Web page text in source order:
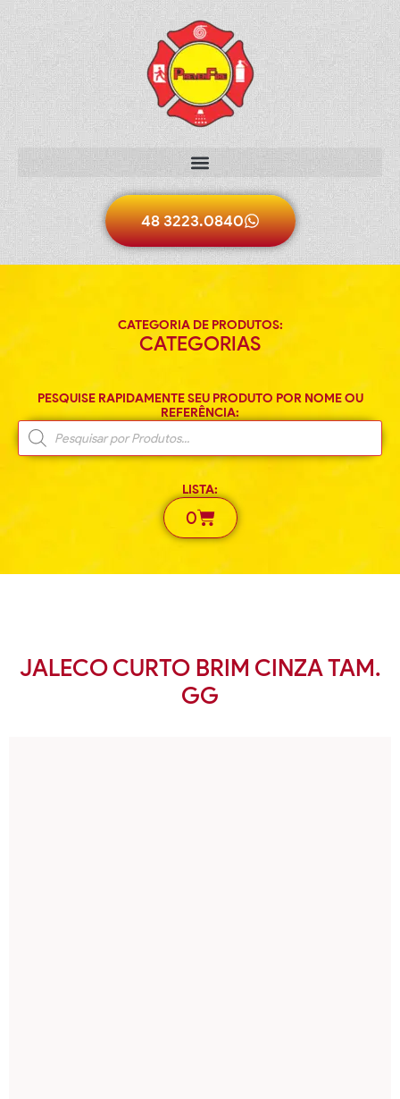
48 3223.0840
CATEGORIA DE PRODUTOS:
CATEGORIAS
PESQUISE RAPIDAMENTE SEU PRODUTO POR NOME OU
REFERÊNCIA:
LISTA:
0
JALECO CURTO BRIM CINZA TAM.
GG